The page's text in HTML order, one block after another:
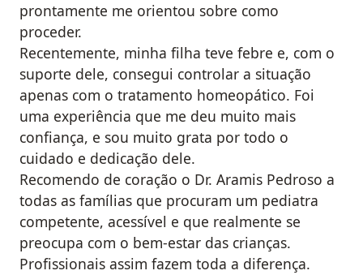
prontamente me orientou sobre como
proceder.
Recentemente, minha filha teve febre e, com o
suporte dele, consegui controlar a situação
apenas com o tratamento homeopático. Foi
uma experiência que me deu muito mais
confiança, e sou muito grata por todo o
cuidado e dedicação dele.
Recomendo de coração o Dr. Aramis Pedroso a
todas as famílias que procuram um pediatra
competente, acessível e que realmente se
preocupa com o bem-estar das crianças.
Profissionais assim fazem toda a diferença.